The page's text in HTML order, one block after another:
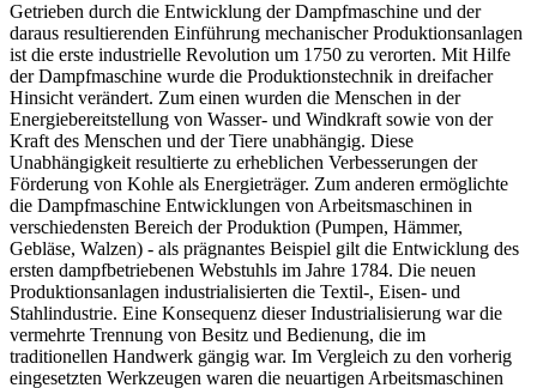
Getrieben durch die Entwicklung der Dampfmaschine und der
daraus resultierenden Einführung mechanischer Produktionsanlagen
ist die erste industrielle Revolution um 1750 zu verorten. Mit Hilfe
der Dampfmaschine wurde die Produktionstechnik in dreifacher
Hinsicht verändert. Zum einen wurden die Menschen in der
Energiebereitstellung von Wasser- und Windkraft sowie von der
Kraft des Menschen und der Tiere unabhängig. Diese
Unabhängigkeit resultierte zu erheblichen Verbesserungen der
Förderung von Kohle als Energieträger. Zum anderen ermöglichte
die Dampfmaschine Entwicklungen von Arbeitsmaschinen in
verschiedensten Bereich der Produktion (Pumpen, Hämmer,
Gebläse, Walzen) - als prägnantes Beispiel gilt die Entwicklung des
ersten dampfbetriebenen Webstuhls im Jahre 1784. Die neuen
Produktionsanlagen industrialisierten die Textil-, Eisen- und
Stahlindustrie. Eine Konsequenz dieser Industrialisierung war die
vermehrte Trennung von Besitz und Bedienung, die im
traditionellen Handwerk gängig war. Im Vergleich zu den vorherig
eingesetzten Werkzeugen waren die neuartigen Arbeitsmaschinen